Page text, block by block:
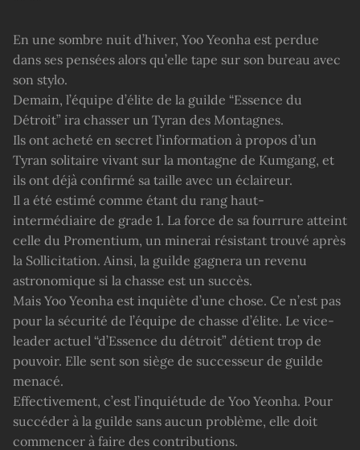
En une sombre nuit d’hiver, Yoo Yeonha est perdue
dans ses pensées alors qu’elle tape sur son bureau avec
son stylo.
Demain, l’équipe d’élite de la guilde “Essence du
Détroit” ira chasser un Tyran des Montagnes.
Ils ont acheté en secret l’information à propos d’un
Tyran solitaire vivant sur la montagne de Kumgang, et
ils ont déjà confirmé sa taille avec un éclaireur.
Il a été estimé comme étant du rang haut-
intermédiaire de grade 1. La force de sa fourrure atteint
celle du Promentium, un minerai résistant trouvé après
la Sollicitation. Ainsi, la guilde gagnera un revenu
astronomique si la chasse est un succès.
Mais Yoo Yeonha est inquiète d’une chose. Ce n’est pas
pour la sécurité de l’équipe de chasse d’élite. Le vice-
leader actuel “d’Essence du détroit” détient trop de
pouvoir. Elle sent son siège de successeur de guilde
menacé.
Effectivement, c’est l’inquiétude de Yoo Yeonha. Pour
succéder à la guilde sans aucun problème, elle doit
commencer à faire des contributions.